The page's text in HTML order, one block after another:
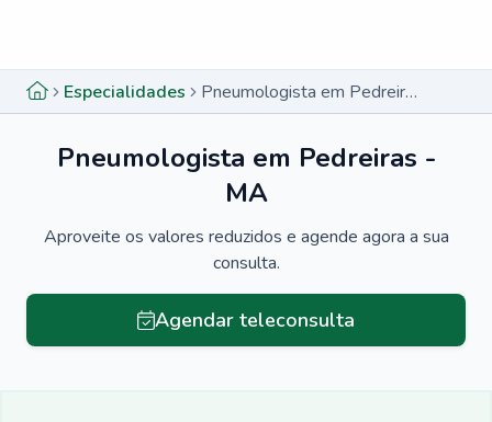
Especialidades Pneumologista em Pedreiras - MA
Pneumologista em Pedreiras -
MA
Aproveite os valores reduzidos e agende agora a sua
consulta.
Agendar teleconsulta